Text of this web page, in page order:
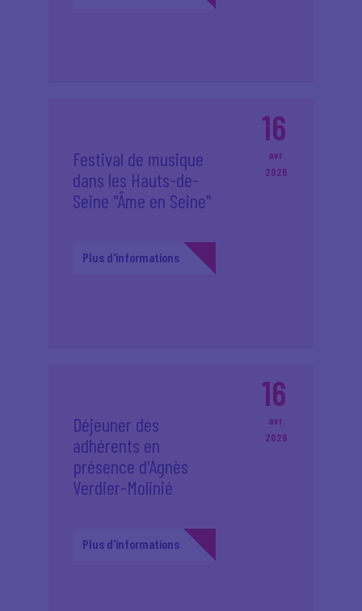
16
avr.
2026
Festival de musique
dans les Hauts-de-
Seine "Âme en Seine"
Plus d'informations
16
avr.
2026
Déjeuner des
adhérents en
présence d'Agnès
Verdier-Molinié
Plus d'informations